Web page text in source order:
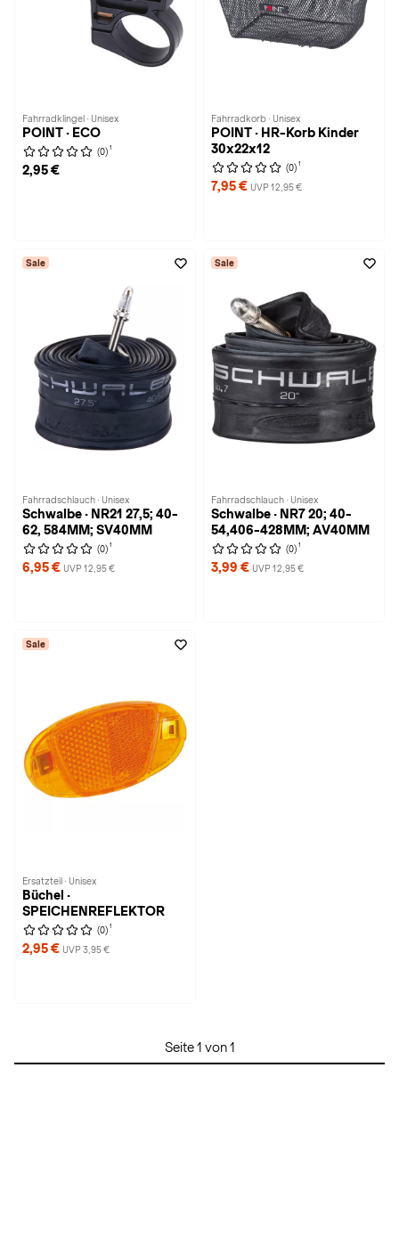
Fahrradklingel · Unisex
POINT · ECO
(0) 1
2,95 €
Fahrradkorb · Unisex
POINT · HR-Korb Kinder
30x22x12
(0) 1
7,95 € UVP 12,95 €
Sale
Fahrradschlauch · Unisex
Schwalbe · NR21 27,5; 40-
62, 584MM; SV40MM
(0) 1
6,95 € UVP 12,95 €
Sale
Fahrradschlauch · Unisex
Schwalbe · NR7 20; 40-
54,406-428MM; AV40MM
(0) 1
3,99 € UVP 12,95 €
Sale
Ersatzteil · Unisex
Büchel ·
SPEICHENREFLEKTOR
(0) 1
2,95 € UVP 3,95 €
Seite 1 von 1